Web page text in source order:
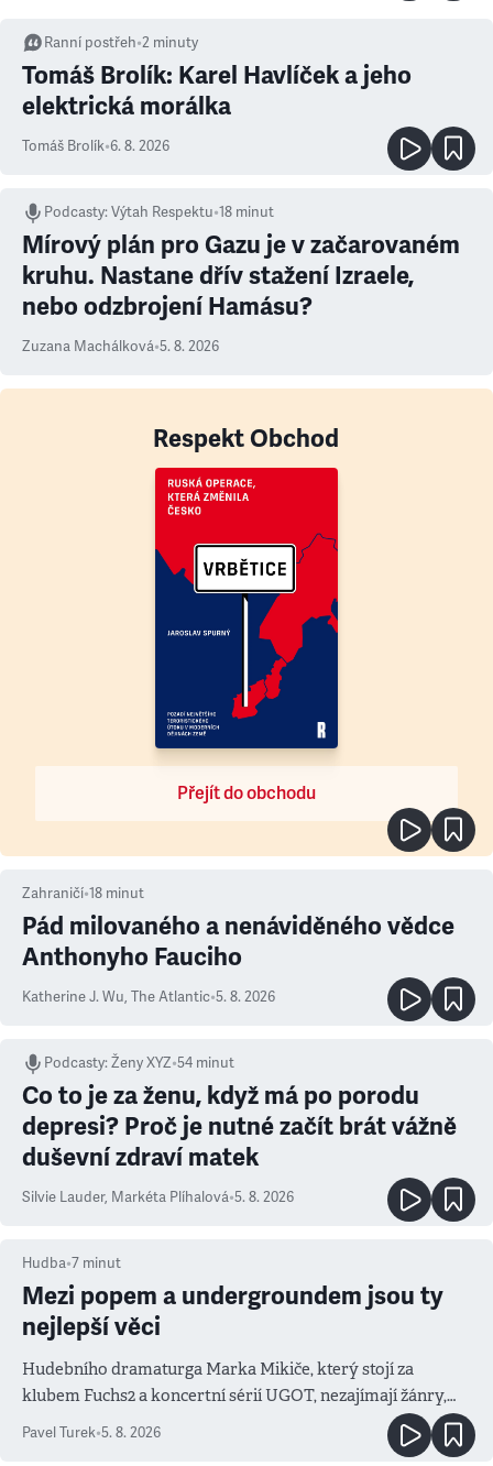
Ranní postřeh•2 minuty
Tomáš Brolík: Karel Havlíček a jeho
elektrická morálka
Tomáš Brolík•6. 8. 2026
Podcasty:Výtah Respektu•18 minut
Mírový plán pro Gazu je v začarovaném
kruhu. Nastane dřív stažení Izraele,
nebo odzbrojení Hamásu?
Zuzana Machálková•5. 8. 2026
Respekt Obchod
Přejít do obchodu
Zahraničí•18 minut
Pád milovaného a nenáviděného vědce
Anthonyho Fauciho
Katherine J. Wu, The Atlantic•5. 8. 2026
Podcasty:Ženy XYZ•54 minut
Co to je za ženu, když má po porodu
depresi? Proč je nutné začít brát vážně
duševní zdraví matek
Silvie Lauder, Markéta Plíhalová•5. 8. 2026
Hudba•7 minut
Mezi popem a undergroundem jsou ty
nejlepší věci
Hudebního dramaturga Marka Mikiče, který stojí za
klubem Fuchs2 a koncertní sérií UGOT, nezajímají žánry,
ale atmosféra
Pavel Turek•5. 8. 2026